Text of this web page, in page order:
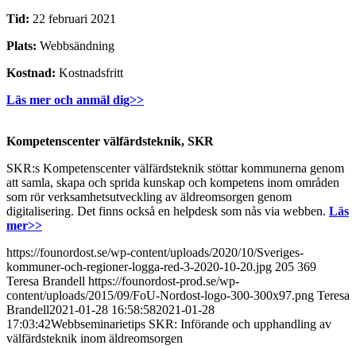
Tid: 22 februari 2021
Plats: Webbsändning
Kostnad: Kostnadsfritt
Läs mer och anmäl dig>>
Kompetenscenter välfärdsteknik, SKR
SKR:s Kompetenscenter välfärdsteknik stöttar kommunerna genom
att samla, skapa och sprida kunskap och kompetens inom områden
som rör verksamhetsutveckling av äldreomsorgen genom
digitalisering. Det finns också en helpdesk som nås via webben. Läs
mer>>
https://founordost.se/wp-content/uploads/2020/10/Sveriges-
kommuner-och-regioner-logga-red-3-2020-10-20.jpg 205 369
Teresa Brandell https://founordost-prod.se/wp-
content/uploads/2015/09/FoU-Nordost-logo-300-300x97.png Teresa
Brandell2021-01-28 16:58:582021-01-28
17:03:42Webbseminarietips SKR: Införande och upphandling av
välfärdsteknik inom äldreomsorgen